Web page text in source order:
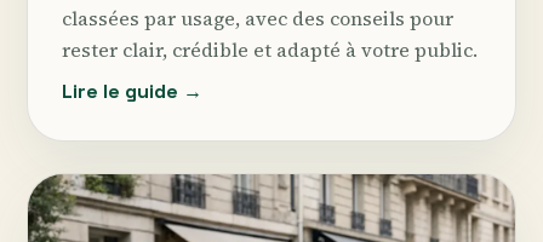
classées par usage, avec des conseils pour
rester clair, crédible et adapté à votre public.
Lire le guide →